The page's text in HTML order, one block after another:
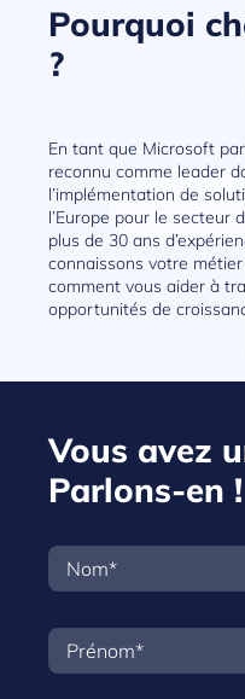
Pourquoi
?
En tant que Microsoft
reconnu comme leader
l’implémentation de
l’Europe pour le secteur
plus de 30 ans
connaissons votre
comment vous aider à
opportunités de
Vous avez
Parlons-en !